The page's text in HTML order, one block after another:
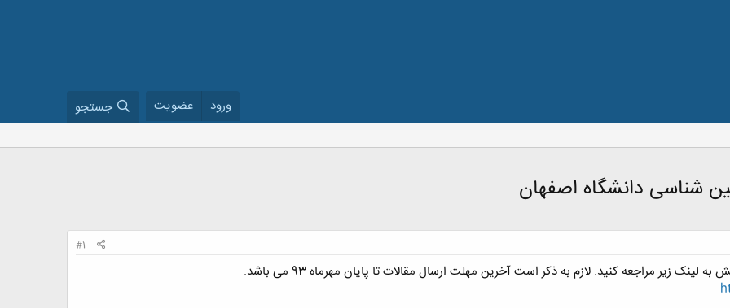
ورود عضویت جستجو
شناسی دانشگاه اصفهان
#1
زیر مراجعه کنید. لازم به ذکر است آخرین مهلت ارسال مقالات تا پایان مهرماه 93 می باشد.